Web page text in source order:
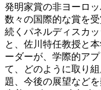
発明家賞の非ヨーロ
数々の国際的な賞を受
続くパネルディスカ
と、佐川特任教授と
ーダーが、学際的ア
て、どのように取り
題、今後の展望などを